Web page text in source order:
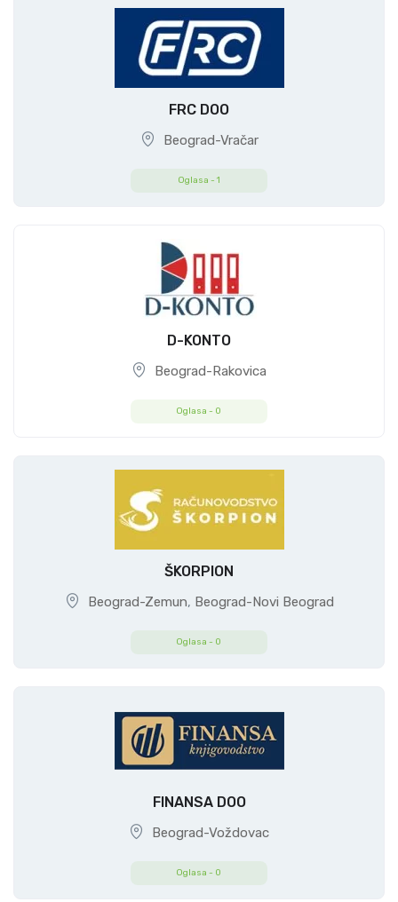
FRC DOO
Beograd-Vračar
Oglasa - 1
D-KONTO
Beograd-Rakovica
Oglasa - 0
ŠKORPION
Beograd-Zemun, Beograd-Novi Beograd
Oglasa - 0
FINANSA DOO
Beograd-Voždovac
Oglasa - 0